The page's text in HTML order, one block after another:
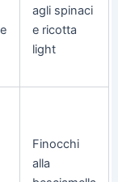
agli spinaci
e ricotta
light
Finocchi
alla